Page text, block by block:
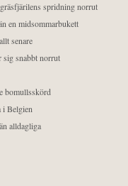
spridning norrut
en midsommarbukett
senare
snabbt norrut
bomullsskörd
i Belgien
alldagliga